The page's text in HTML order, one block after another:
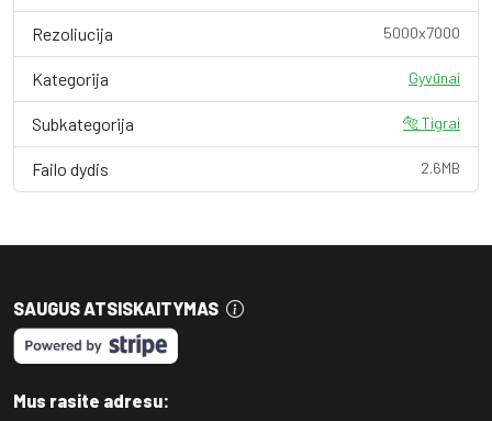
Rezoliucija 5000x7000
Kategorija Gyvūnai
Subkategorija 🐅 Tigrai
Failo dydis 2.6MB
SAUGUS ATSISKAITYMAS
Mus rasite adresu: